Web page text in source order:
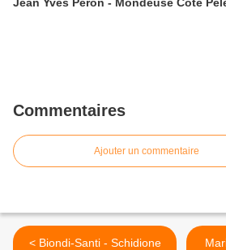
Commentaires
Ajouter un commentaire
< Biondi-Santi - Schidione